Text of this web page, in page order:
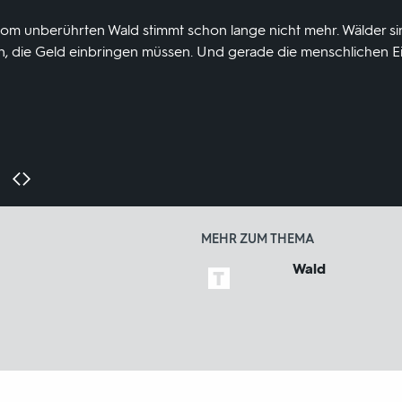
unberührten Wald stimmt schon lange nicht mehr. Wälder
die Geld einbringen müssen. Und gerade die menschlichen
MEHR ZUM THEMA
Wald